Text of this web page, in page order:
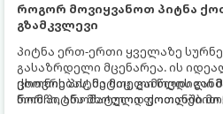
როგორ მოვიყვანოთ პიტნა
გზამკვლევი
პიტნა ერთ-ერთი ყველაზე
გასაზრდელი მცენარეა. ის
ცხოვრებას, მეტიც, გამოცდილი
რომ პიტნა მხოლოდ ქოთანში
ქოთნის პიტნა მთელი წლის
ნორჩი, არომატული ფოთლებით